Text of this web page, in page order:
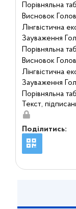
Порівняльна
Висновок
Лінгвістична
Зауваження
Порівняльна
Висновок
Лінгвістична
Зауваження
Порівняльна
Текст,
Поділитись: